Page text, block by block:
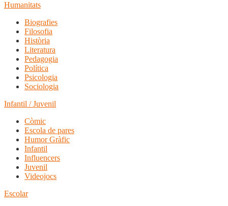
Humanitats
Biografies
Filosofia
Història
Literatura
Pedagogia
Política
Psicologia
Sociologia
Infantil / Juvenil
Còmic
Escola de pares
Humor Gràfic
Infantil
Influencers
Juvenil
Videojocs
Escolar